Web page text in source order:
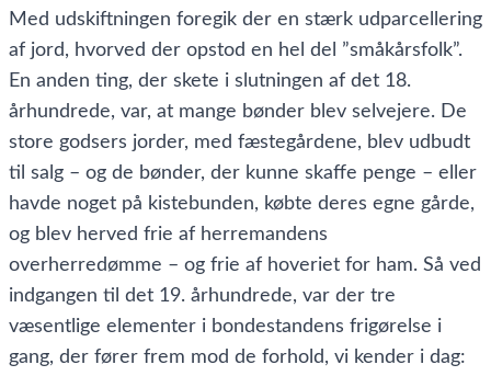
Med udskiftningen foregik der en stærk udparcellering
af jord, hvorved der opstod en hel del ”småkårsfolk”.
En anden ting, der skete i slutningen af det 18.
århundrede, var, at mange bønder blev selvejere. De
store godsers jorder, med fæstegårdene, blev udbudt
til salg – og de bønder, der kunne skaffe penge – eller
havde noget på kistebunden, købte deres egne gårde,
og blev herved frie af herremandens
overherredømme – og frie af hoveriet for ham. Så ved
indgangen til det 19. århundrede, var der tre
væsentlige elementer i bondestandens frigørelse i
gang, der fører frem mod de forhold, vi kender i dag: